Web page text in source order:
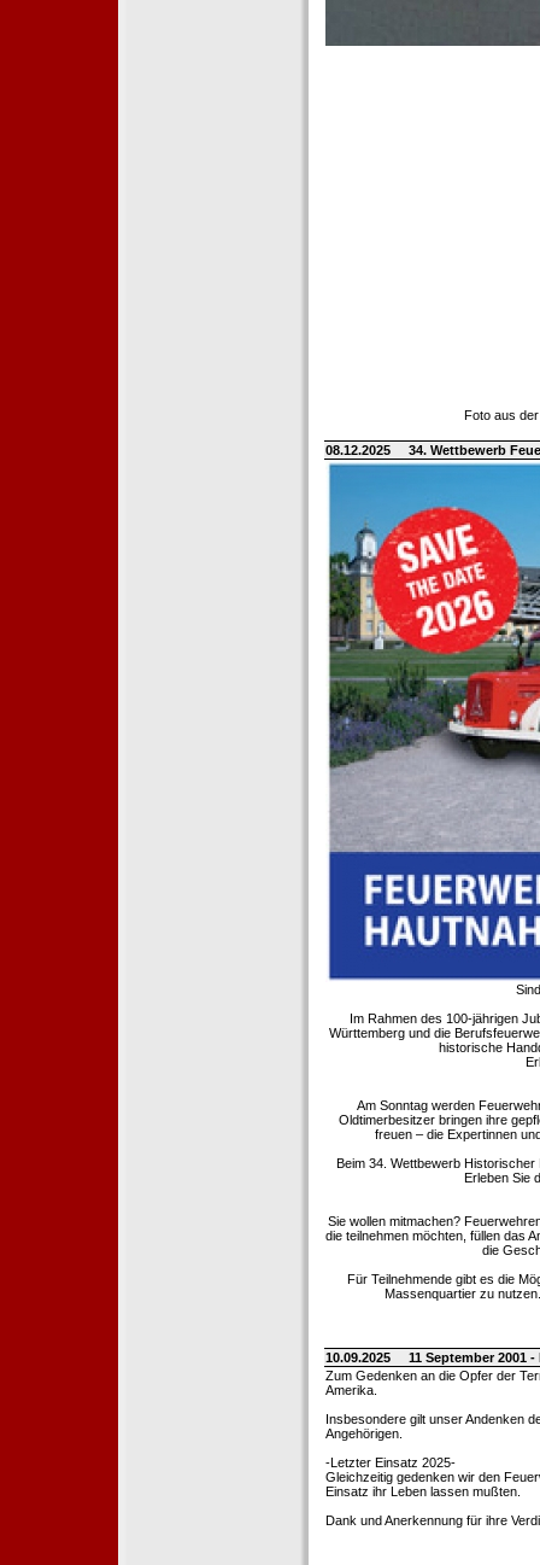
Foto aus
08.12.2025 34. Wettbewerb
Im Rahmen des 100-jährigen
Württemberg und die
historische
Am Sonntag werden
Oldtimerbesitzer bringen ihre
freuen – die Expertinnen
Beim 34. Wettbewerb
Erleben Sie
Sie wollen mitmachen?
die teilnehmen möchten, füllen das
die
Für Teilnehmende gibt es die
Massenquartier zu
10.09.2025
11 September 2001
Zum Gedenken an die Opfer der
Amerika.
Insbesondere gilt unser Andenken
Angehörigen.
-Letzter Einsatz 2025-
Gleichzeitig gedenken wir den
Einsatz ihr Leben lassen mußten.
Dank und Anerkennung für ihre